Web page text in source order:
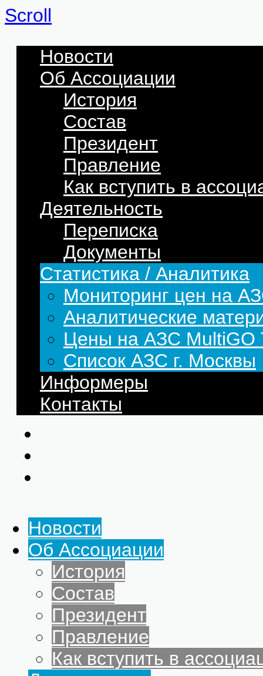
Scroll
Новости
Об Ассоциации
История
Состав
Президент
Правление
Как вступить в
Деятельность
Переписка
Документы
Статистика / Аналитика
Мониторинг цен на
Аналитические
Цены на АЗС
Список АЗС г. Москвы
Информеры
Контакты
Новости
Об Ассоциации
История
Состав
Президент
Правление
Как вступить в